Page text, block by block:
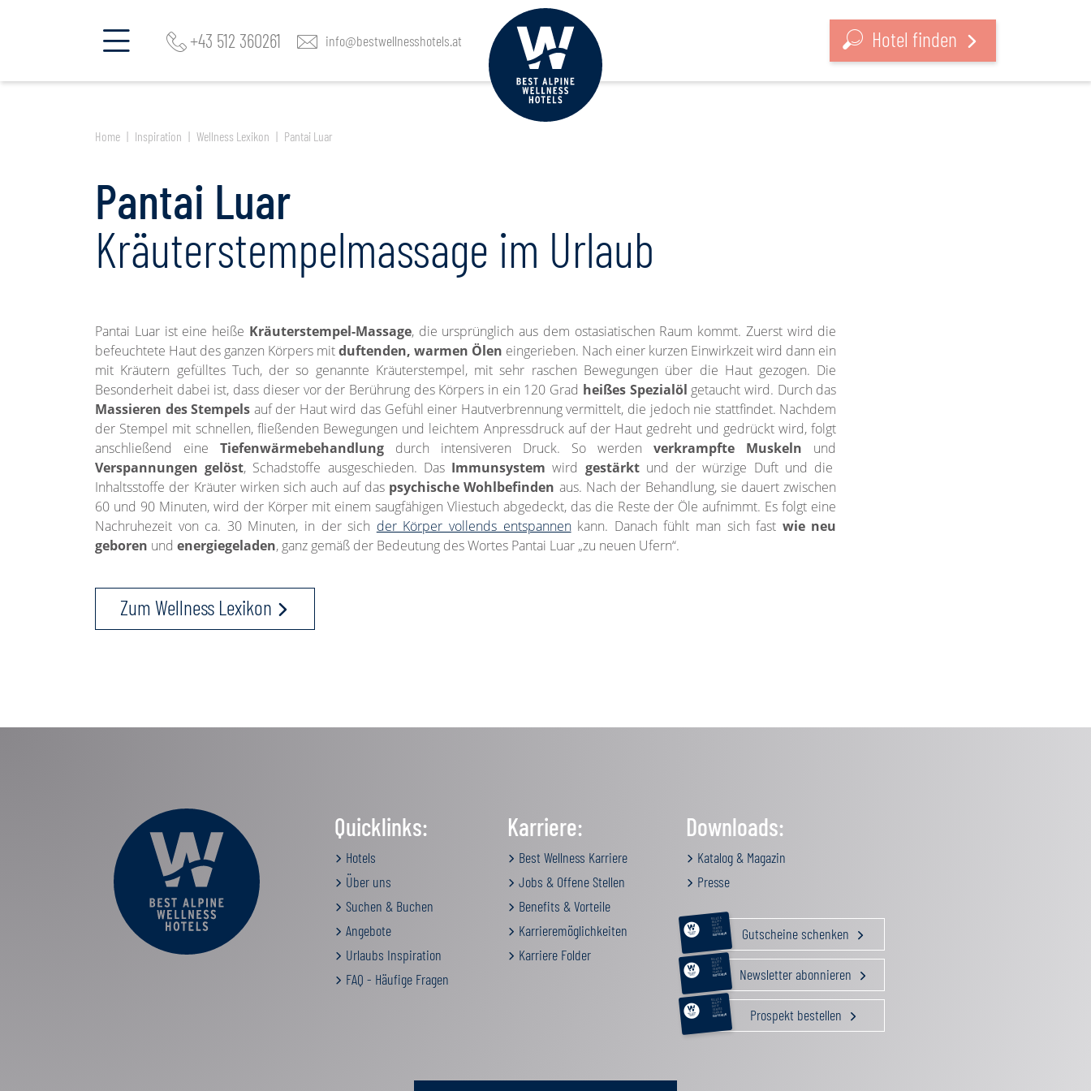
+43 512 360261 info@bestwellnesshotels.at Hotel finden
Home Inspiration Wellness Lexikon Pantai Luar
Pantai Luar
Kräuterstempelmassage im Urlaub
Pantai Luar ist eine heiße Kräuterstempel-Massage, die ursprünglich aus dem ostasiatischen Raum kommt. Zuerst wird die
befeuchtete Haut des ganzen Körpers mitduftenden, warmen Ölen eingerieben. Nach einer kurzen Einwirkzeit wird dann ein
mit Kräutern gefülltes Tuch, der so genannte Kräuterstempel, mit sehr raschen Bewegungen über die Haut gezogen. Die
Besonderheit dabei ist, dass dieser vor der Berührung des Körpers in ein 120 Grad heißes Spezialöl getaucht wird. Durch das
Massieren des Stempels auf der Haut wird das Gefühl einer Hautverbrennung vermittelt, die jedoch nie stattfindet. Nachdem
der Stempel mit schnellen, fließenden Bewegungen und leichtem Anpressdruck auf der Haut gedreht und gedrückt wird, folgt
anschließend eineTiefenwärmebehandlung durch intensiveren Druck. So werdenverkrampfte Muskeln und
Verspannungen gelöst, Schadstoffe ausgeschieden. Das Immunsystem wird gestärktund der würzige Duft und die
Inhaltsstoffe der Kräuter wirken sich auch auf das psychische Wohlbefinden aus. Nach der Behandlung, sie dauert zwischen
60 und 90 Minuten, wird der Körper mit einem saugfähigen Vliestuch abgedeckt, das die Reste der Öle aufnimmt. Es folgt eine
Nachruhezeit von ca. 30 Minuten, in der sich der Körper vollends entspannenkann. Danach fühlt man sich fast wie neu
geboren und energiegeladen, ganz gemäß der Bedeutung des Wortes Pantai Luar „zu neuen Ufern“.
Zum Wellness Lexikon
Quicklinks:
Hotels
Über uns
Suchen & Buchen
Angebote
Urlaubs Inspiration
FAQ - Häufige Fragen
Karriere:
Best Wellness Karriere
Jobs & Offene Stellen
Benefits & Vorteile
Karrieremöglichkeiten
Karriere Folder
Downloads:
Katalog & Magazin
Presse
RELAX &
BEAUTY
AKTIV
GENUSS
FAMILIE
GUTSCHEIN Gutscheine schenken
RELAX &
BEAUTY
AKTIV
GENUSS
FAMILIE
GUTSCHEIN Newsletter abonnieren
RELAX &
BEAUTY
AKTIV
GENUSS
FAMILIE
GUTSCHEIN Prospekt bestellen